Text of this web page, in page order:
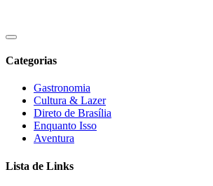
Categorias
Gastronomia
Cultura & Lazer
Direto de Brasília
Enquanto Isso
Aventura
Lista de Links